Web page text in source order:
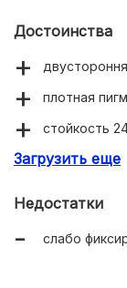
Достоинства
плотная
стойкость
доступная
Загрузить еще
Недостатки
слабо